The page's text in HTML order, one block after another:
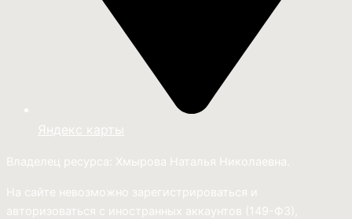
Яндекс карты
Владелец ресурса: Хмырова Наталья Николаевна.
На сайте невозможно зарегистрироваться и
авторизоваться с иностранных аккаунтов (149-ФЗ),